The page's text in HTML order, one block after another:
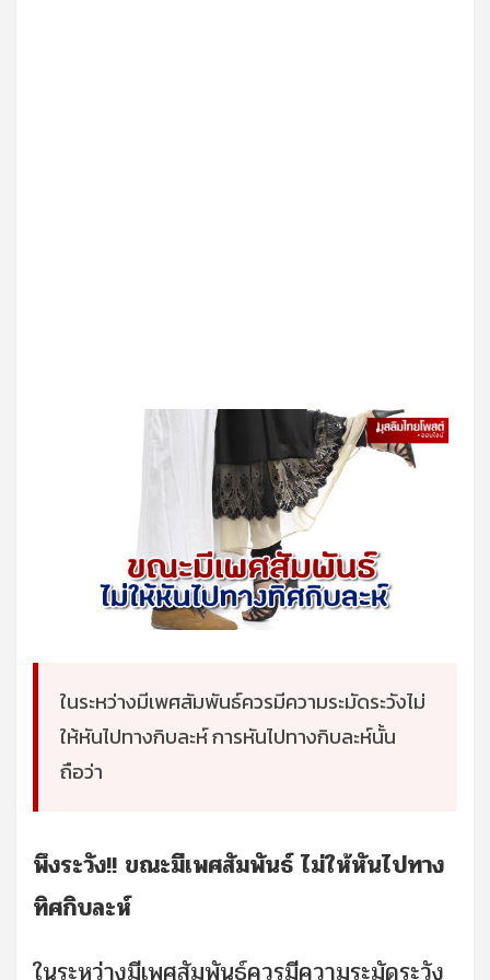
ในระหว่างมีเพศสัมพันธ์ควรมีความระมัดระวังไม่
ให้หันไปทางกิบละห์ การหันไปทางกิบละห์นั้น
ถือว่า
พึงระวัง!! ขณะมีเพศสัมพันธ์ ไม่ให้หันไปทาง
ทิศกิบละห์